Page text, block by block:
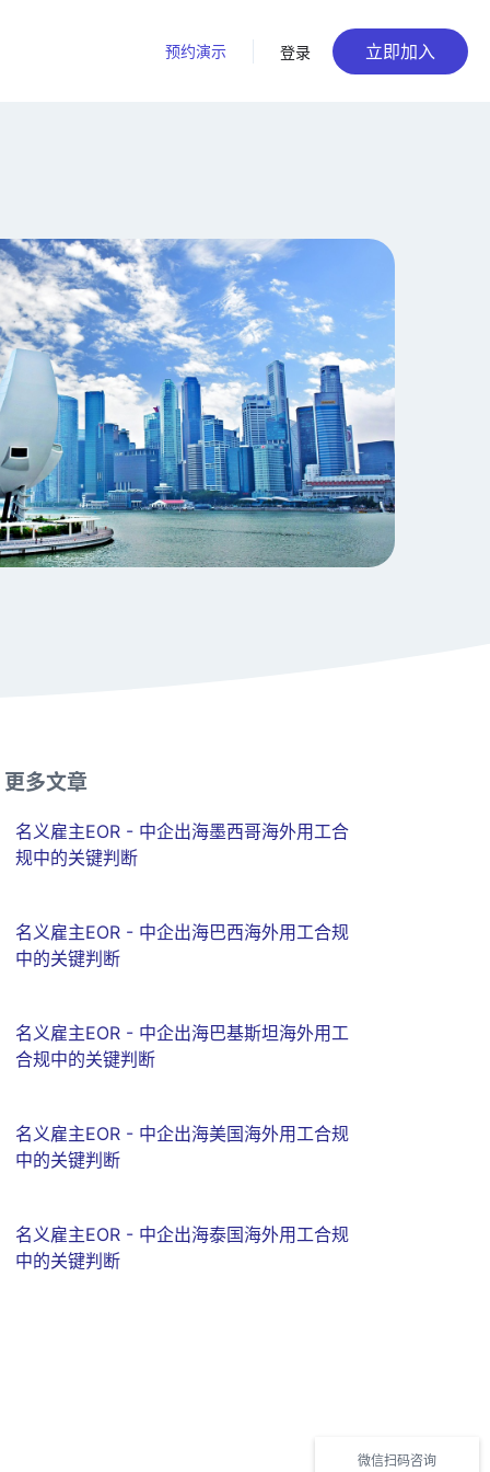
预约演示 登录 立即加入
更多文章
名义雇主EOR - 中企出海墨西哥海外用工合
规中的关键判断
名义雇主EOR - 中企出海巴西海外用工合规
中的关键判断
名义雇主EOR - 中企出海巴基斯坦海外用工
合规中的关键判断
名义雇主EOR - 中企出海美国海外用工合规
中的关键判断
名义雇主EOR - 中企出海泰国海外用工合规
中的关键判断
微信扫码咨询